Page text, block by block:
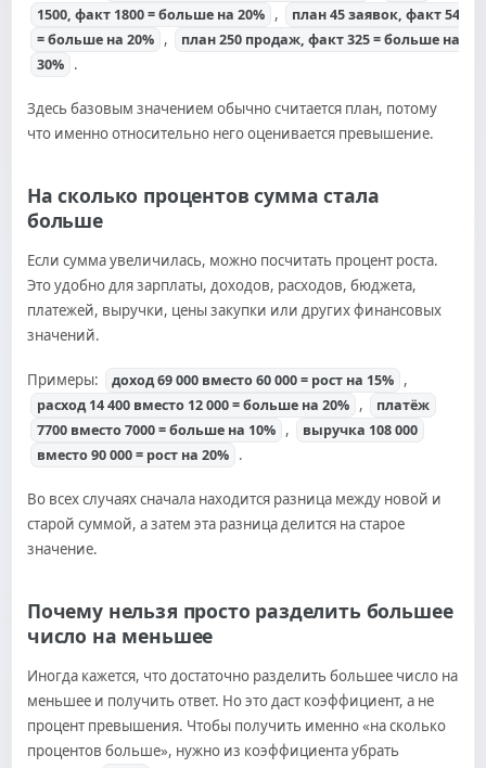
1500, факт 1800 = больше на 20% ,
план 45 заявок, факт 54
= больше на 20% ,
план 250 продаж, факт 325 = больше на
30% .
Здесь базовым значением обычно считается план, потому
что именно относительно него оценивается превышение.
На сколько процентов сумма стала
больше
Если сумма увеличилась, можно посчитать процент роста.
Это удобно для зарплаты, доходов, расходов, бюджета,
платежей, выручки, цены закупки или других финансовых
значений.
Примеры: доход 69 000 вместо 60 000 = рост на 15% ,
расход 14 400 вместо 12 000 = больше на 20% ,
платёж
7700 вместо 7000 = больше на 10% ,
выручка 108 000
вместо 90 000 = рост на 20% .
Во всех случаях сначала находится разница между новой и
старой суммой, а затем эта разница делится на старое
значение.
Почему нельзя просто разделить большее
число на меньшее
Иногда кажется, что достаточно разделить большее число на
меньшее и получить ответ. Но это даст коэффициент, а не
процент превышения. Чтобы получить именно «на сколько
процентов больше», нужно из коэффициента убрать